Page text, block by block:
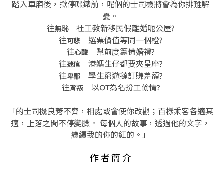
踏入車廂後，撳停咪錶前， 呢個的士司機將會為你排難解
憂。
往無恥 社工教新移民假離婚呃公屋?
往可悲
選票價值等同一個橙?
往心酸
幫前度籌備婚禮?
往迷信
港媽生仔都要夾星座?
往卑鄙
學生窮遊撻訂賺差額?
往背叛 以OT為名扮工偷情?
「的士司機良莠不齊，相處或會使你改觀； 百樣乘客各適其
適，上落之間不停變臉。 每個人的故事，透過他的文字，
繼續我的你的紅的。」
作 者 簡 介